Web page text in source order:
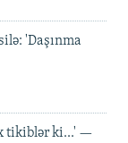
'Daşınma
tikiblər ki...' —